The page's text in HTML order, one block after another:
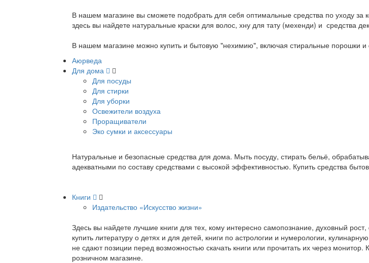
В нашем магазине вы сможете подобрать для себя оптимальные средства по уходу
здесь вы найдете натуральные краски для волос, хну для тату (мехенди) и средства
В нашем магазине можно купить и бытовую "нехимию", включая стиральные порошки и
Аюрведа
Для дома
Для посуды
Для стирки
Для уборки
Освежители воздуха
Проращиватели
Эко сумки и аксессуары
Натуральные и безопасные средства для дома. Мыть посуду, стирать бельё,
адекватными по составу средствами с высокой эффективностью. Купить средства
Книги
Издательство «Искусство жизни»
Здесь вы найдете лучшие книги для тех, кому интересно самопознание, духовный
купить литературу о детях и для детей, книги по астрологии и нумерологии,
не сдают позиции перед возможностью скачать книги или прочитать их через
розничном магазине.